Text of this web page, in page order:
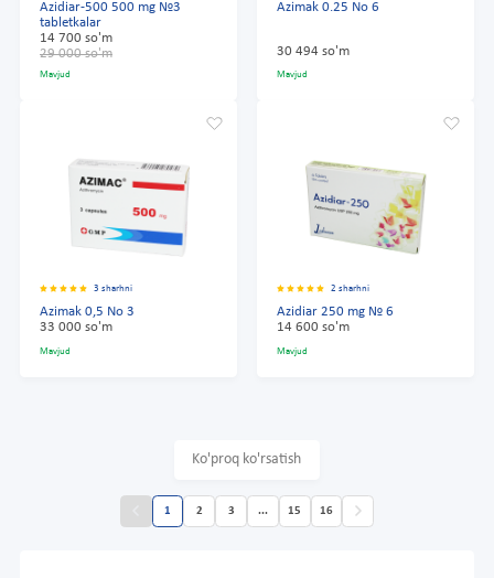
Azidiar-500 500 mg №3
tabletkalar
14 700 so'm
29 000 so'm
Mavjud
Azimak 0.25 No 6
30 494 so'm
Mavjud
3 sharhni
Azimak 0,5 No 3
33 000 so'm
Mavjud
2 sharhni
Azidiar 250 mg № 6
14 600 so'm
Mavjud
Ko'proq ko'rsatish
1 2 3 ... 15 16